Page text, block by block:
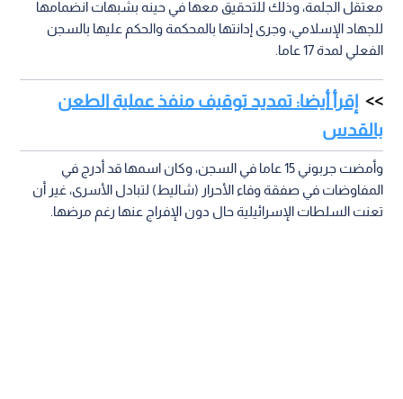
معتقل الجلمة، وذلك للتحقيق معها في حينه بشبهات انضمامها
للجهاد الإسلامي، وجرى إدانتها بالمحكمة والحكم عليها بالسجن
الفعلي لمدة 17 عاما.
إقرأ أيضا: تمديد توقيف منفذ عملية الطعن
بالقدس
وأمضت جربوني 15 عاما في السجن، وكان اسمها قد أدرج في
المفاوضات في صفقة وفاء الأحرار (شاليط) لتبادل الأسرى، غير أن
تعنت السلطات الإسرائيلية حال دون الإفراج عنها رغم مرضها.